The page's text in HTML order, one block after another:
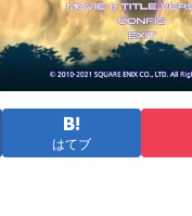
はてブ